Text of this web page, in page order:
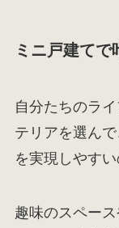
ミニ戸建てで
自分たちのラ
テリアを選ん
を実現しやす
趣味のスペー